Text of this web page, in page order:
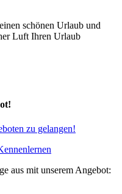
schönen Urlaub und
Luft Ihren Urlaub
zu gelangen!
aus mit unserem Angebot: